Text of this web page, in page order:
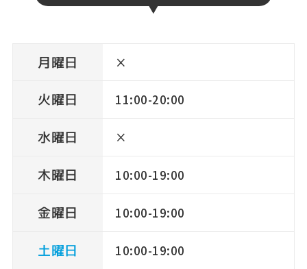
月曜日
火曜日
水曜日
木曜日
金曜日
土曜日
×
11:00-20:00
×
10:00-19:00
10:00-19:00
10:00-19:00